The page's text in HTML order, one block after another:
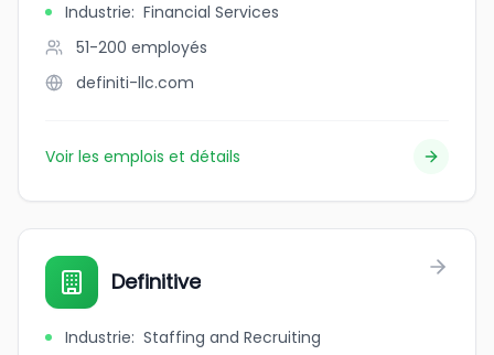
Industrie: Financial Services
51-200 employés
definiti-llc.com
Voir les emplois et détails
Definitive
Industrie: Staffing and Recruiting